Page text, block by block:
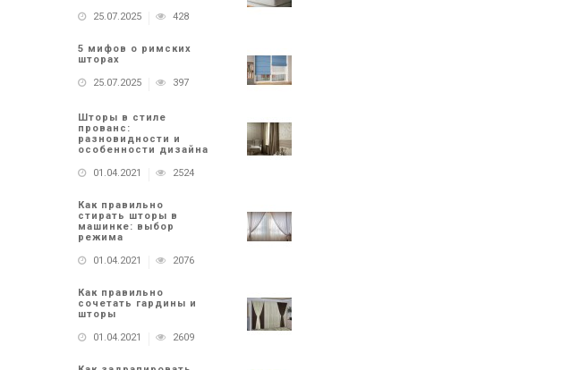
25.07.2025
428
5 мифов о римских
шторах
25.07.2025
397
Шторы в стиле
прованс:
разновидности и
особенности дизайна
01.04.2021
2524
Как правильно
стирать шторы в
машинке: выбор
режима
01.04.2021
2076
Как правильно
сочетать гардины и
шторы
01.04.2021
2609